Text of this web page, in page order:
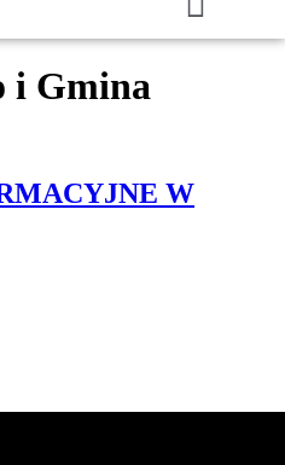
i Gmina
W